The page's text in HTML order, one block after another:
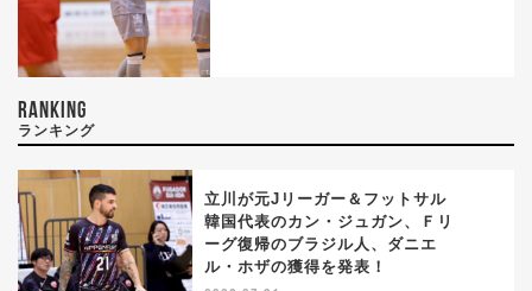
RANKING
ランキング
立川が元Jリーガー＆フットサル
韓国代表のカン・ジュガン、Ｆリ
ーグ復帰のブラジル人、ダニエ
ル・ホザの獲得を発表！